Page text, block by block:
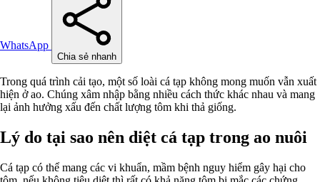
WhatsApp
Chia sẻ nhanh
Trong quá trình cải tạo, một số loài cá tạp không mong muốn vẫn xuất
hiện ở ao. Chúng xâm nhập bằng nhiều cách thức khác nhau và mang
lại ảnh hưởng xấu đến chất lượng tôm khi thả giống.
Lý do tại sao nên diệt cá tạp trong ao nuôi
Cá tạp có thể mang các vi khuẩn, mầm bệnh nguy hiểm gây hại cho